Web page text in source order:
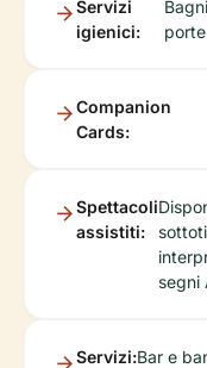
Servizi
igienici:
Companion
Cards:
Spettacoli
assistiti:
segni
Servizi:Bar e